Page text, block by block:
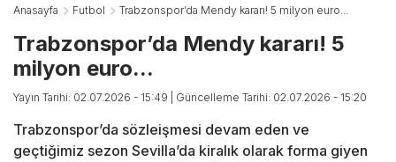
Anasayfa Futbol Trabzonspor’da Mendy kararı! 5 milyon euro...
Trabzonspor’da Mendy kararı! 5
milyon euro...
Yayın Tarihi: 02.07.2026 - 15:49 | Güncelleme Tarihi: 02.07.2026 - 15:20
Trabzonspor’da sözleişmesi devam eden ve
geçtiğimiz sezon Sevilla’da kiralık olarak forma giyen